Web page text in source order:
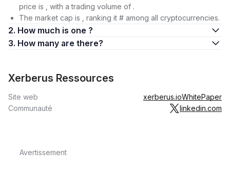
price is , with a trading volume of .
The market cap is , ranking it # among all cryptocurrencies.
2. How much is one ?
3. How many are there?
Xerberus Ressources
Site web xerberus.ioWhitePaper
Communauté
linkedin.com
Avertissement